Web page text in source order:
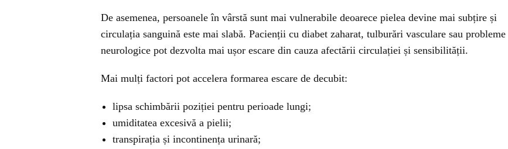
De asemenea, persoanele în vârstă sunt mai vulnerabile deoarece pielea devine mai subțire și
circulația sanguină este mai slabă. Pacienții cu diabet zaharat, tulburări vasculare sau probleme
neurologice pot dezvolta mai ușor escare din cauza afectării circulației și sensibilității.
Mai mulți factori pot accelera formarea escare de decubit:
lipsa schimbării poziției pentru perioade lungi;
umiditatea excesivă a pielii;
transpirația și incontinența urinară;